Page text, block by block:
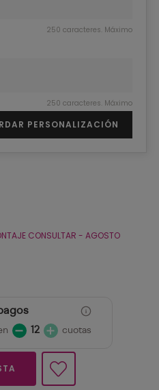
250 caracteres. Máximo
250 caracteres. Máximo
PERSONALIZACIÓN
CONSULTAR - AGOSTO
12 cuotas